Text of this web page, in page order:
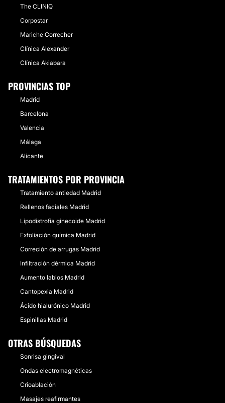
The CLINIQ
Corpostar
Mariche Correcher
Clínica Alexander
Clínica Akiabara
PROVINCIAS TOP
Madrid
Barcelona
Valencia
Málaga
Alicante
TRATAMIENTOS POR PROVINCIA
Tratamiento antiedad Madrid
Rellenos faciales Madrid
Lipodistrofia ginecoide Madrid
Exfoliación química Madrid
Correción de arrugas Madrid
Infiltración dérmica Madrid
Aumento labios Madrid
Cantopexia Madrid
Ácido hialurónico Madrid
Espinillas Madrid
OTRAS BÚSQUEDAS
Sonrisa gingival
Ondas electromagnéticas
Crioablación
Masajes reafirmantes